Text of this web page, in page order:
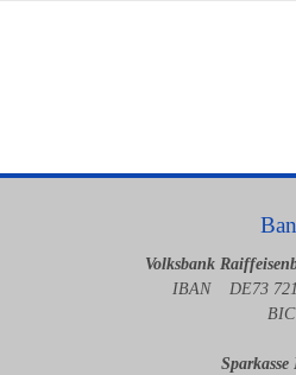
Volksbank
IBAN DE73